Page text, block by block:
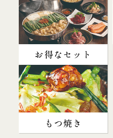
お得なセット
もつ焼き